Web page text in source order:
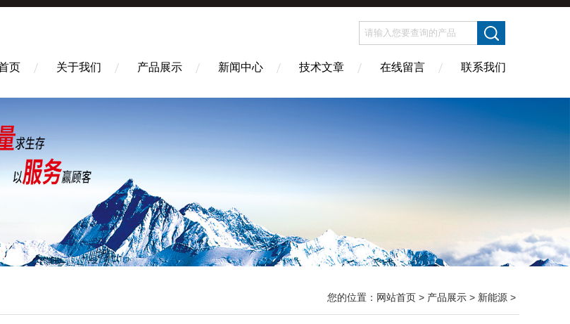
页 关于我们 产品展示 新闻中心 技术文章 在线留言 联系我们
您的位置： 网站首页 > 产品展示 > 新能源 >